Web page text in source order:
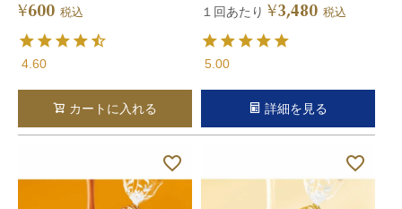
¥600 税込
4.60
カートに入れる
１回あたり ¥3,480 税込
5.00
詳細を見る